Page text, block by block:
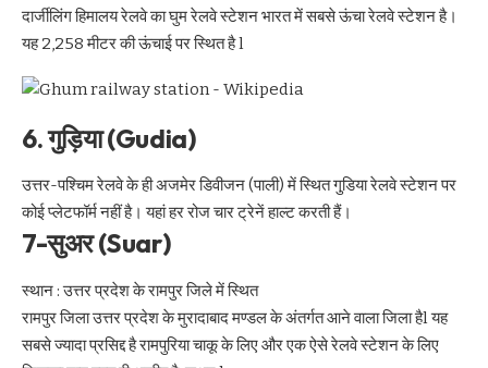
दार्जीलिंग हिमालय रेलवे का घुम रेलवे स्टेशन भारत में सबसे ऊंचा रेलवे स्टेशन है।
यह 2,258 मीटर की ऊंचाई पर स्थित है l
6. गुड़िया (Gudia)
उत्तर-पश्चिम रेलवे के ही अजमेर डिवीजन (पाली) में स्थित गुडि़या रेलवे स्टेशन पर
कोई प्लेटफॉर्म नहीं है। यहां हर रोज चार ट्रेनें हाल्ट करती हैं।
7-सुअर (Suar)
स्थान : उत्तर प्रदेश के रामपुर जिले में स्थित
रामपुर जिला उत्तर प्रदेश के मुरादाबाद मण्डल के अंतर्गत आने वाला जिला हैl यह
सबसे ज्यादा प्रसिद्द है रामपुरिया चाकू के लिए और एक ऐसे रेलवे स्टेशन के लिए